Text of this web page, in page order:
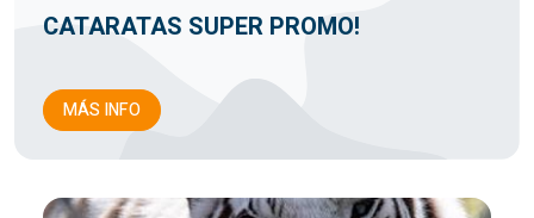
CATARATAS SUPER PROMO!
MÁS INFO